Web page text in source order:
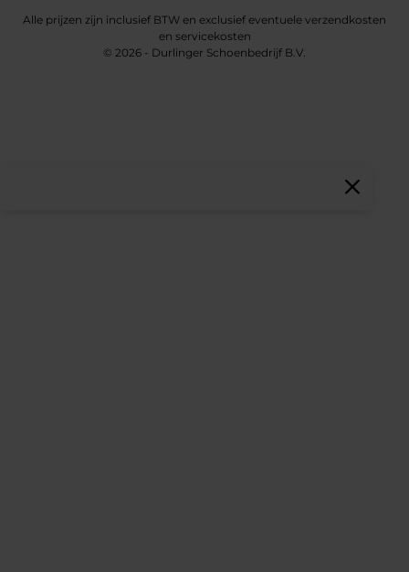
Alle prijzen zijn inclusief BTW en exclusief eventuele verzendkosten
en servicekosten
© 2026 - Durlinger Schoenbedrijf B.V.